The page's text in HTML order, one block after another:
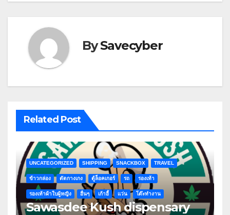
BySavecyber
Related Post
UNCATEGORIZED SHIPPING SNACKBOX TRAVEL
ข้าวกล่อง ตัดกางเกง ตู้ล็อคเกอร์ รถ รองเท้า
รองเท้าผ้าใบผู้หญิง อื่นๆ เก้าอี้ แว่น โต๊ะทำงาน
Sawasdee Kush dispensary